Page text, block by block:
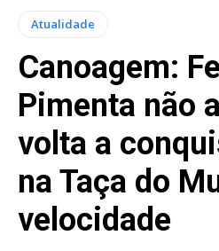
Atualidade
Canoagem:
Pimenta não
volta a
na Taça do
velocidade